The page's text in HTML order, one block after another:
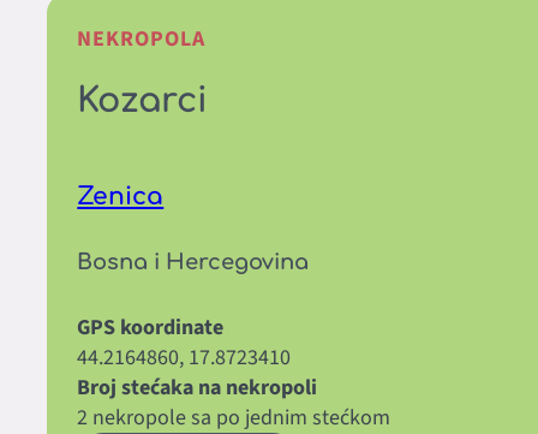
NEKROPOLA
Kozarci
Zenica
Bosna i Hercegovina
GPS koordinate
44.2164860, 17.8723410
Broj stećaka na nekropoli
2 nekropole sa po jednim stećkom